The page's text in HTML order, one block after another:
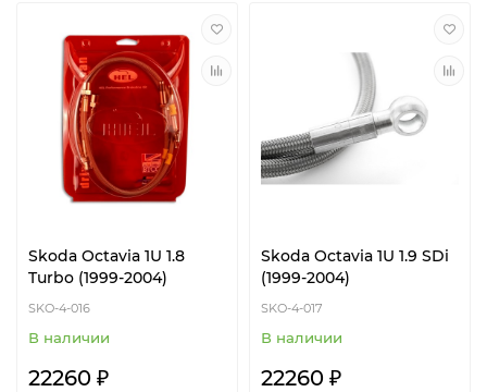
Skoda Octavia 1U 1.8
Turbo (1999-2004)
SKO-4-016
В наличии
22260 ₽
Skoda Octavia 1U 1.9 SDi
(1999-2004)
SKO-4-017
В наличии
22260 ₽